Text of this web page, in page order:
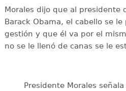
Morales dijo que al presidente
Barack Obama, el cabello se
gestión y que él va por el
no se le llenó de canas se le
Presidente Morales